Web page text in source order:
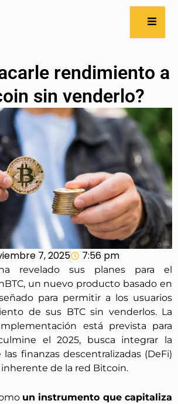
rendimiento a
sin venderlo?
7, 2025 7:56 pm
revelado sus planes para el
un nuevo producto basado en
para permitir a los usuarios
de sus BTC sin venderlos. La
está prevista para
el 2025, busca integrar la
finanzas descentralizadas (DeFi)
de la red Bitcoin.
un instrumento que capitaliza